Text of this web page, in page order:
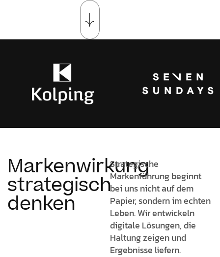
Markenwirkung
strategisch
denken
Strategische
Markenführung beginnt
bei uns nicht auf dem
Papier, sondern im echten
Leben. Wir entwickeln
digitale Lösungen, die
Haltung zeigen und
Ergebnisse liefern.